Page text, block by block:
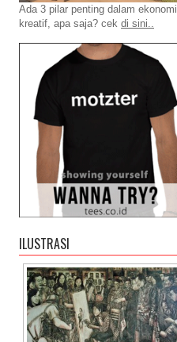
Ada 3 pilar penting dalam ekonomi
kreatif, apa saja? cek di sini..
ILUSTRASI